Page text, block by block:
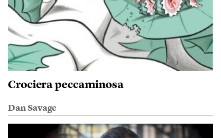
Crociera peccaminosa
Dan Savage